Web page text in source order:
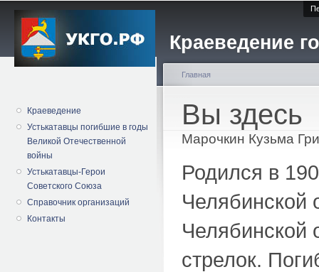
Краеведение
Краеведение
Устькатавцы погибшие в годы
Великой Отечественной
войны
Устькатавцы-Герои
Советского Союза
Справочник организаций
Контакты
Вы здесь
Главная
Марочкин Кузьма
Родился в
Челябинской
Челябинской
стрелок.